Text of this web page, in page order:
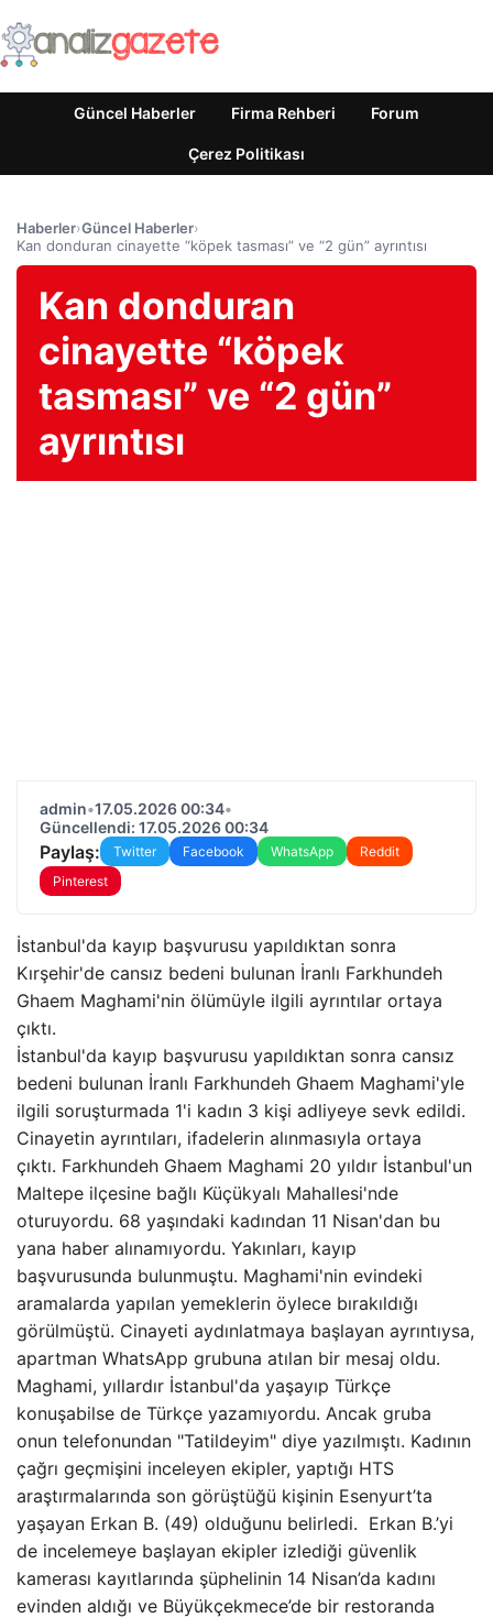
Güncel Haberler Firma Rehberi Forum
Çerez Politikası
Haberler›Güncel Haberler›
Kan donduran cinayette “köpek tasması” ve “2 gün” ayrıntısı
Kan donduran
cinayette “köpek
tasması” ve “2 gün”
ayrıntısı
admin•17.05.2026 00:34•
Güncellendi: 17.05.2026 00:34
Paylaş: Twitter Facebook WhatsApp
Reddit
Pinterest
İstanbul'da kayıp başvurusu yapıldıktan sonra
Kırşehir'de cansız bedeni bulunan İranlı Farkhundeh
Ghaem Maghami'nin ölümüyle ilgili ayrıntılar ortaya
çıktı.
İstanbul'da kayıp başvurusu yapıldıktan sonra cansız
bedeni bulunan İranlı Farkhundeh Ghaem Maghami'yle
ilgili soruşturmada 1'i kadın 3 kişi adliyeye sevk edildi.
Cinayetin ayrıntıları, ifadelerin alınmasıyla ortaya
çıktı. Farkhundeh Ghaem Maghami 20 yıldır İstanbul'un
Maltepe ilçesine bağlı Küçükyalı Mahallesi'nde
oturuyordu. 68 yaşındaki kadından 11 Nisan'dan bu
yana haber alınamıyordu. Yakınları, kayıp
başvurusunda bulunmuştu. Maghami'nin evindeki
aramalarda yapılan yemeklerin öylece bırakıldığı
görülmüştü. Cinayeti aydınlatmaya başlayan ayrıntıysa,
apartman WhatsApp grubuna atılan bir mesaj oldu.
Maghami, yıllardır İstanbul'da yaşayıp Türkçe
konuşabilse de Türkçe yazamıyordu. Ancak gruba
onun telefonundan "Tatildeyim" diye yazılmıştı. Kadının
çağrı geçmişini inceleyen ekipler, yaptığı HTS
araştırmalarında son görüştüğü kişinin Esenyurt’ta
yaşayan Erkan B. (49) olduğunu belirledi. Erkan B.’yi
de incelemeye başlayan ekipler izlediği güvenlik
kamerası kayıtlarında şüphelinin 14 Nisan’da kadını
evinden aldığı ve Büyükçekmece’de bir restoranda